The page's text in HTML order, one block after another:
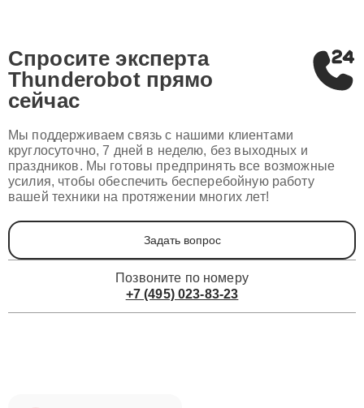
Спросите эксперта
Thunderobot прямо
сейчас
Мы поддерживаем связь с нашими клиентами
круглосуточно, 7 дней в неделю, без выходных и
праздников. Мы готовы предпринять все возможные
усилия, чтобы обеспечить бесперебойную работу
вашей техники на протяжении многих лет!
Задать вопрос
Позвоните по номеру
+7 (495) 023-83-23